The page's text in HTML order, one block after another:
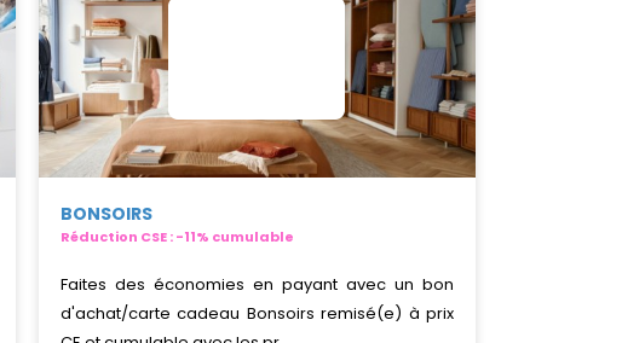
BONSOIRS
Réduction CSE : -11% cumulable
Faites des économies en payant avec un bon
d'achat/carte cadeau Bonsoirs remisé(e) à prix